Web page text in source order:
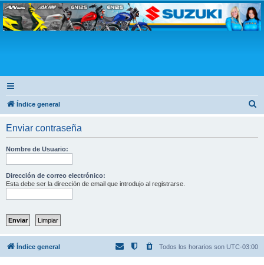
Club Suzuki
Índice general
Enviar contraseña
Nombre de Usuario:
Dirección de correo electrónico:
Esta debe ser la dirección de email que introdujo al registrarse.
Índice general Todos los horarios son UTC-03:00